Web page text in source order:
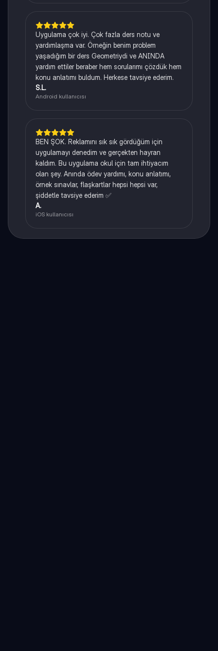
Uygulama çok iyi. Çok fazla ders notu ve
yardımlaşma var. Örneğin benim problem
yaşadığım bir ders Geometriydi ve ANINDA
yardım ettiler beraber hem sorularımı çözdük hem
konu anlatımı buldum. Herkese tavsiye ederim.
S.L.
Android kullanıcısı
BEN ŞOK. Reklamını sık sık gördüğüm için
uygulamayı denedim ve gerçekten hayran
kaldım. Bu uygulama okul için tam ihtiyacım
olan şey. Anında ödev yardımı, konu anlatımı,
örnek sınavlar, flaşkartlar hepsi hepsi var,
şiddetle tavsiye ederim ✅
A.
iOS kullanıcısı